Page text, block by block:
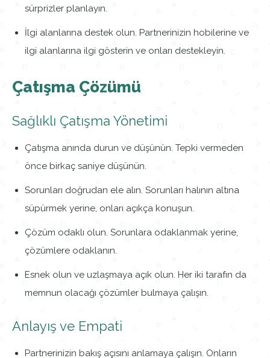
sürprizler planlayın.
İlgi alanlarına destek olun. Partnerinizin hobilerine ve
ilgi alanlarına ilgi gösterin ve onları destekleyin.
Çatışma Çözümü
Sağlıklı Çatışma Yönetimi
Çatışma anında durun ve düşünün. Tepki vermeden
önce birkaç saniye düşünün.
Sorunları doğrudan ele alın. Sorunları halının altına
süpürmek yerine, onları açıkça konuşun.
Çözüm odaklı olun. Sorunlara odaklanmak yerine,
çözümlere odaklanın.
Esnek olun ve uzlaşmaya açık olun. Her iki tarafın da
memnun olacağı çözümler bulmaya çalışın.
Anlayış ve Empati
Partnerinizin bakış açısını anlamaya çalışın. Onların